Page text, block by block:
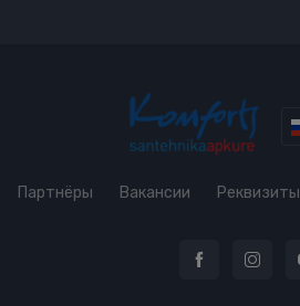
Партнёры Вакансии Реквизиты